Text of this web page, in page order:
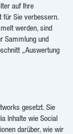
auf Ihre
für Sie verbessern.
werden, sind
Sammlung und
„Auswertung
gesetzt. Sie
Inhalte wie Social
darüber, wie wir